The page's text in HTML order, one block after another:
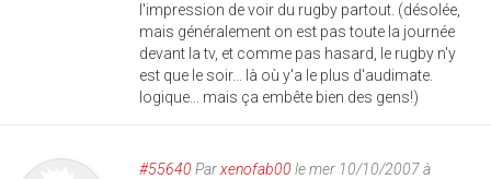
l'impression de voir du rugby partout. (désolée,
mais généralement on est pas toute la journée
devant la tv, et comme pas hasard, le rugby n'y
est que le soir... là où y'a le plus d'audimate.
logique... mais ça embête bien des gens!)
#55640 Parxenofab00 le mer 10/10/2007 à